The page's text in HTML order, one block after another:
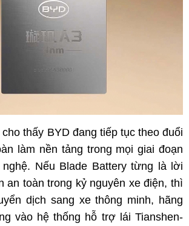
thấy BYD đang tiếp tục theo đuổi
làm nền tảng trong mọi giai đoạn
nghệ. Nếu Blade Battery từng là lời
an toàn trong kỷ nguyên xe điện, thì
dịch sang xe thông minh, hãng
vào hệ thống hỗ trợ lái Tianshen-